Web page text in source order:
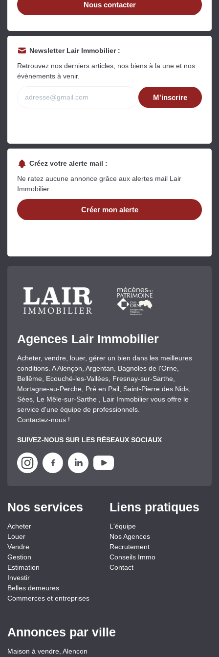
Nous contacter
Newsletter Lair Immobilier :
Retrouvez nos derniers articles, nos biens à la une et nos
évènements à venir.
M'inscrire
Créez votre alerte mail :
Ne ratez aucune annonce grâce aux alertes mail Lair
Immobilier.
Créer mon alerte
Agences Lair Immobilier
Acheter, vendre, louer, gérer un bien dans les meilleures
conditions. A Alençon, Argentan, Bagnoles de l'Orne,
Bellême, Ecouché-les-Vallées, Fresnay-sur-Sarthe,
Mortagne-au-Perche, Pré en Pail, Saint-Pierre des Nids,
Sées, Le Mêle-sur-Sarthe , Lair Immobilier vous offre le
service d'une équipe de professionnels.
Contactez-nous !
SUIVEZ-NOUS SUR LES RÉSEAUX SOCIAUX
Nos services
Acheter
Louer
Vendre
Gestion
Estimation
Investir
Belles demeures
Commerces et entreprises
Liens pratiques
L'équipe
Nos Agences
Recrutement
Conseils Immo
Contact
Annonces par ville
Maison à vendre, Alencon